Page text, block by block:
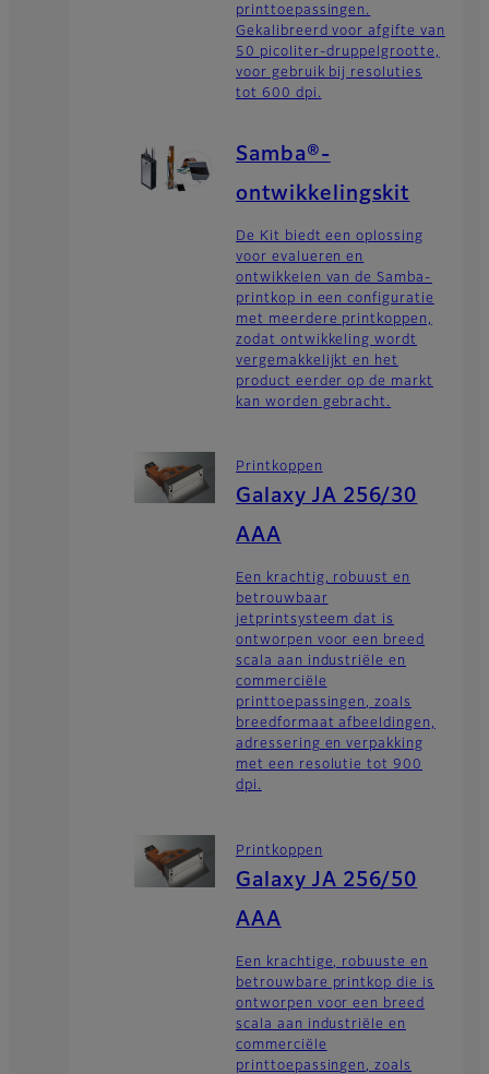
printtoepassingen.
Gekalibreerd voor afgifte van
50 picoliter-druppelgrootte,
voor gebruik bij resoluties
tot 600 dpi.
Samba®-
ontwikkelingskit
De Kit biedt een oplossing
voor evalueren en
ontwikkelen van de Samba-
printkop in een configuratie
met meerdere printkoppen,
zodat ontwikkeling wordt
vergemakkelijkt en het
product eerder op de markt
kan worden gebracht.
Printkoppen
Galaxy JA 256/30
AAA
Een krachtig, robuust en
betrouwbaar
jetprintsysteem dat is
ontworpen voor een breed
scala aan industriële en
commerciële
printtoepassingen, zoals
breedformaat afbeeldingen,
adressering en verpakking
met een resolutie tot 900
dpi.
Printkoppen
Galaxy JA 256/50
AAA
Een krachtige, robuuste en
betrouwbare printkop die is
ontworpen voor een breed
scala aan industriële en
commerciële
printtoepassingen, zoals